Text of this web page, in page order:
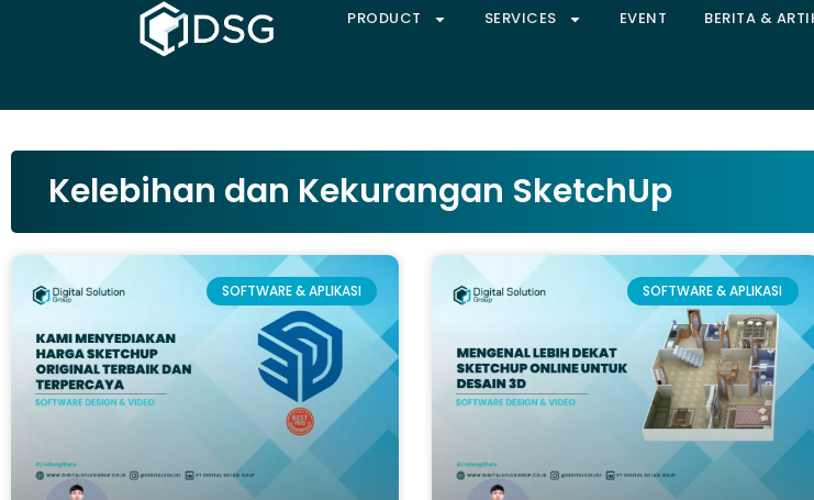
PRODUCT SERVICES EVENT BERITA &
Kelebihan dan Kekurangan SketchUp
SOFTWARE & APLIKASI SOFTWARE & APLIKASI